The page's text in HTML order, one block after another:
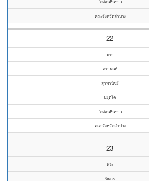
วัดม่อนหินขาว
คณะจังหวัดลำปาง
22
พระ
ศรานนท์
สุวพานิชย์
ปยุตฺโต
วัดม่อนหินขาว
คณะจังหวัดลำปาง
23
พระ
ทินกร